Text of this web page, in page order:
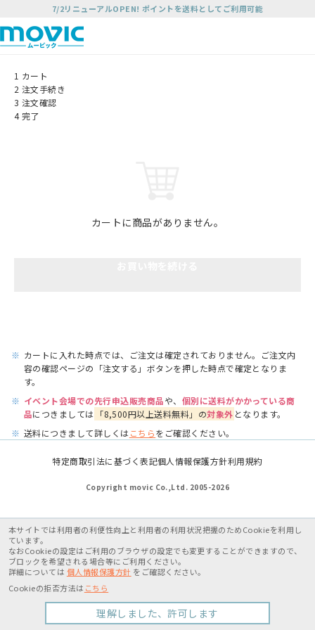
7/2リニューアルOPEN! ポイントを送料としてご利用可能
1 カート
2 注文手続き
3 注文確認
4 完了
カートに商品がありません。
※ カートに入れた時点では、ご注文は確定されておりません。ご注文内
容の確認ページの「注文する」ボタンを押した時点で確定となりま
す。
※ イベント会場での先行申込販売商品や、 個別に送料がかかっている商
品につきましては 「8,500円以上送料無料」の対象外 となります。
※ 送料につきまして詳しくはこちらをご確認ください。
特定商取引法に基づく表記個人情報保護方針利用規約
Copyright movic Co.,Ltd. 2005-2026
本サイトでは利用者の利便性向上と利用者の利用状況把握のためCookieを利用し
ています。
なおCookieの設定はご利用のブラウザの設定でも変更することができますので、
ブロックを希望される場合等にご利用ください。
詳細については 個人情報保護方針 をご確認ください。
Cookieの拒否方法は こちら
理解しました、許可します